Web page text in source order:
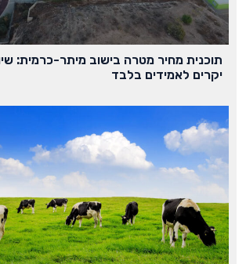
תוכנית מחיר מטרה בישוב מיתר-כרמית:
יקרים לאמידים בלבד